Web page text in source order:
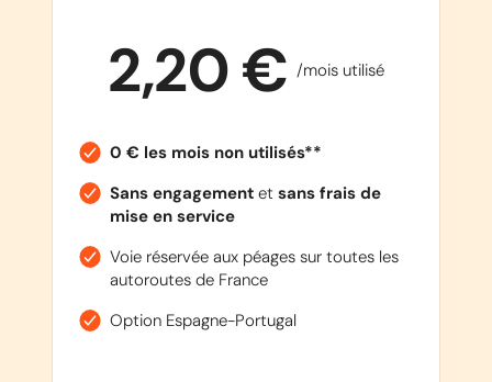
2,20 € /mois utilisé
0 € les mois non utilisés**
Sans engagementet sans frais de
mise en service
Voie réservée aux péages sur toutes les
autoroutes de France
Option Espagne-Portugal